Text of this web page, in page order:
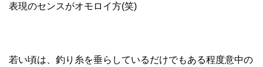
表現のセンスがオモロイ方(笑)
若い頃は、釣り糸を垂らしているだけでもある程度意中の